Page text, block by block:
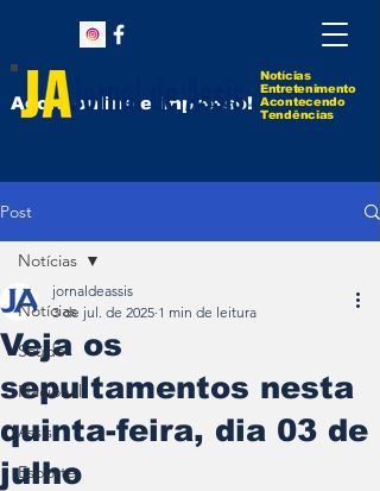
Notícias
Entretenimento
Acontecendo
Tendências
Agora online e impresso!
Post
Notícias
Saúde
Nacional
Assis
Esporte
Notícias
Veja os
sepultamentos nesta
quinta-feira, dia 03 de
julho
jornaldeassis
3 de jul. de 2025 1 min de leitura